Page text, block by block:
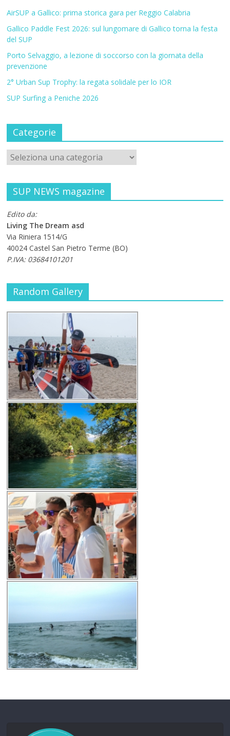
AirSUP a Gallico: prima storica gara per Reggio Calabria
Gallico Paddle Fest 2026: sul lungomare di Gallico torna la festa
del SUP
Porto Selvaggio, a lezione di soccorso con la giornata della
prevenzione
2° Urban Sup Trophy: la regata solidale per lo IOR
SUP Surfing a Peniche 2026
Categorie
SUP NEWS magazine
Edito da:
Living The Dream asd
Via Riniera 1514/G
40024 Castel San Pietro Terme (BO)
P.IVA: 03684101201
Random Gallery